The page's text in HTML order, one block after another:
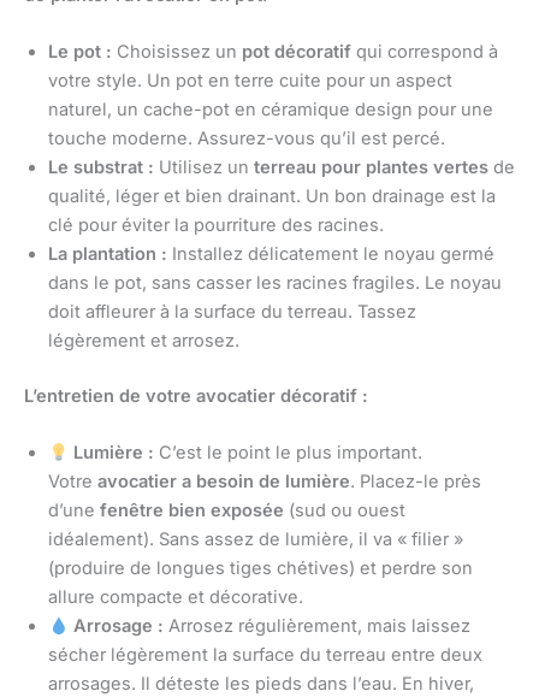
Le pot : Choisissez un pot décoratif qui correspond à
votre style. Un pot en terre cuite pour un aspect
naturel, un cache-pot en céramique design pour une
touche moderne. Assurez-vous qu’il est percé.
Le substrat : Utilisez un terreau pour plantes vertes de
qualité, léger et bien drainant. Un bon drainage est la
clé pour éviter la pourriture des racines.
La plantation : Installez délicatement le noyau germé
dans le pot, sans casser les racines fragiles. Le noyau
doit affleurer à la surface du terreau. Tassez
légèrement et arrosez.
L’entretien de votre avocatier décoratif :
Lumière : C’est le point le plus important.
Votre avocatier a besoin de lumière. Placez-le près
d’une fenêtre bien exposée (sud ou ouest
idéalement). Sans assez de lumière, il va « filier »
(produire de longues tiges chétives) et perdre son
allure compacte et décorative.
Arrosage : Arrosez régulièrement, mais laissez
sécher légèrement la surface du terreau entre deux
arrosages. Il déteste les pieds dans l’eau. En hiver,